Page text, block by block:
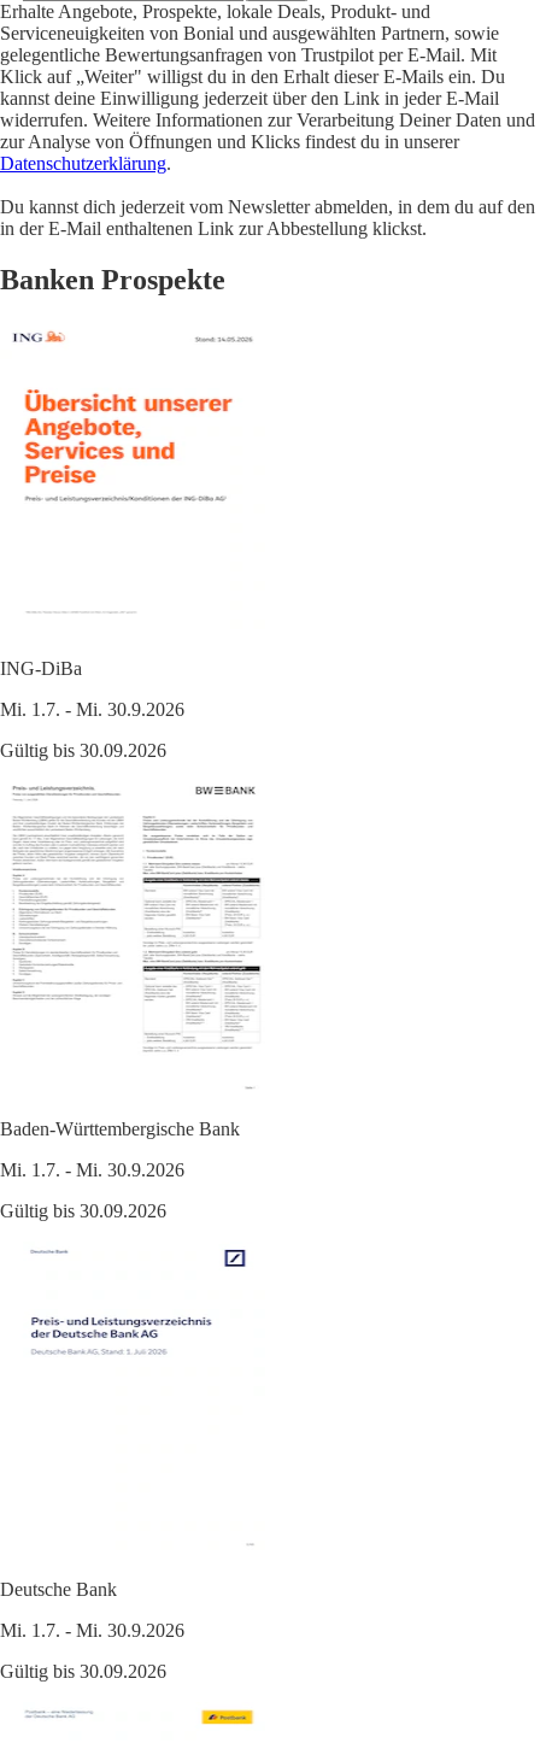
Erhalte Angebote, Prospekte, lokale Deals, Produkt- und
Serviceneuigkeiten von Bonial und ausgewählten Partnern, sowie
gelegentliche Bewertungsanfragen von Trustpilot per E-Mail. Mit
Klick auf „Weiter" willigst du in den Erhalt dieser E-Mails ein. Du
kannst deine Einwilligung jederzeit über den Link in jeder E-Mail
widerrufen. Weitere Informationen zur Verarbeitung Deiner Daten und
zur Analyse von Öffnungen und Klicks findest du in unserer
Datenschutzerklärung.
Du kannst dich jederzeit vom Newsletter abmelden, in dem du auf den
in der E-Mail enthaltenen Link zur Abbestellung klickst.
Banken Prospekte
ING-DiBa
Mi. 1.7. - Mi. 30.9.2026
Gültig bis 30.09.2026
Baden-Württembergische Bank
Mi. 1.7. - Mi. 30.9.2026
Gültig bis 30.09.2026
Deutsche Bank
Mi. 1.7. - Mi. 30.9.2026
Gültig bis 30.09.2026